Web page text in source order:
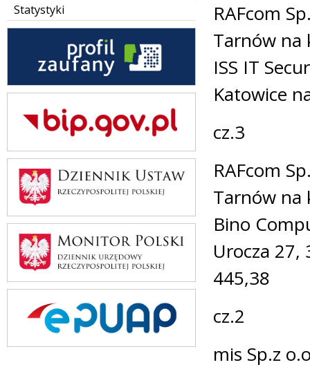
Statystyki
RAFcom
Tarnów
ISS IT
Katowice
cz.3
RAFcom
Tarnów
Bino
Urocza
445,38
cz.2
mis Sp.z